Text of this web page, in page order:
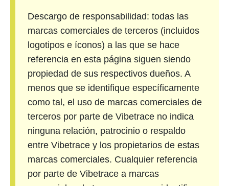
Descargo de responsabilidad: todas las
marcas comerciales de terceros (incluidos
logotipos e íconos) a las que se hace
referencia en esta página siguen siendo
propiedad de sus respectivos dueños. A
menos que se identifique específicamente
como tal, el uso de marcas comerciales de
terceros por parte de Vibetrace no indica
ninguna relación, patrocinio o respaldo
entre Vibetrace y los propietarios de estas
marcas comerciales. Cualquier referencia
por parte de Vibetrace a marcas